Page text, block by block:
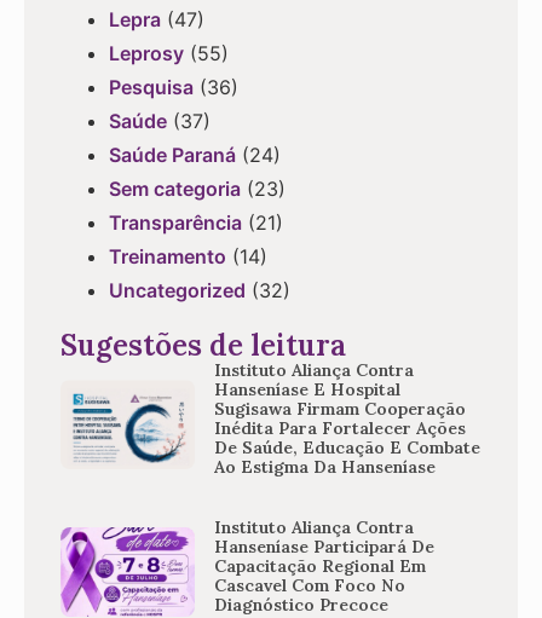
Lepra (47)
Leprosy (55)
Pesquisa (36)
Saúde (37)
Saúde Paraná (24)
Sem categoria (23)
Transparência (21)
Treinamento (14)
Uncategorized (32)
Sugestões de leitura
Instituto Aliança Contra
Hanseníase E Hospital
Sugisawa Firmam Cooperação
Inédita Para Fortalecer Ações
De Saúde, Educação E Combate
Ao Estigma Da Hanseníase
Instituto Aliança Contra
Hanseníase Participará De
Capacitação Regional Em
Cascavel Com Foco No
Diagnóstico Precoce